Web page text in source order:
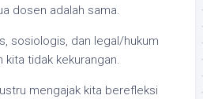
dosen adalah sama.
sosiologis, dan legal/hukum
kita tidak kekurangan.
mengajak kita berefleksi